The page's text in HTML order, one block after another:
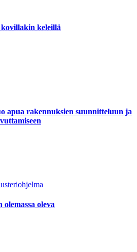
keleillä
apua rakennuksien suunnitteluun ja
oleva